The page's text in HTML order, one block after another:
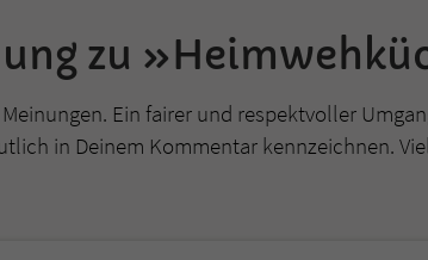
zu
Ein fairer und respektvoller
in Deinem Kommentar kennzeichnen.